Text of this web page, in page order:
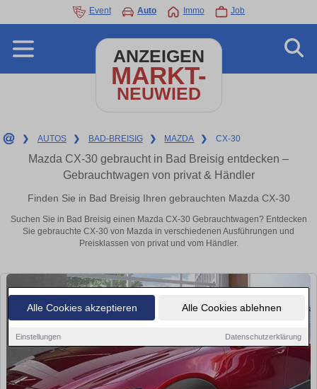
Alle Cookies akzeptieren Alle Cookies ablehnen
Einstellungen Datenschutzerklärung
Event Auto Immo Job
ANZEIGEN
MARKT-
NEUWIED
❯ AUTOS ❯ BAD-BREISIG ❯ MAZDA ❯ CX-30
Mazda CX-30 gebraucht in Bad Breisig entdecken –
Gebrauchtwagen von privat & Händler
Finden Sie in Bad Breisig Ihren gebrauchten Mazda CX-30
Suchen Sie in Bad Breisig einen Mazda CX-30 Gebrauchtwagen? Entdecken
Sie gebrauchte CX-30 von Mazda in verschiedenen Ausführungen und
Preisklassen von privat und vom Händler.